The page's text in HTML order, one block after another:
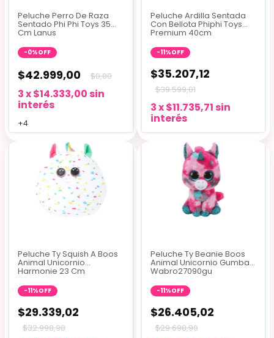
Peluche Perro De Raza
Sentado Phi Phi Toys 35
Cm Lanus
-0%OFF
$42.999,00 $0,00
3x$14.333,00 sin
interés
+4
Peluche Ardilla Sentada
Con Bellota Phiphi Toys
Premium 40cm
-11%OFF
$35.207,12
$39.599,01
3x$11.735,71 sin
interés
Peluche Ty Squish A Boos
Animal Unicornio
Harmonie 23 Cm
-11%OFF
$29.339,02
$32.998,90
Peluche Ty Beanie Boos
Animal Unicornio Gumball
Wabro27090gu
-11%OFF
$26.405,02
$29.698,90